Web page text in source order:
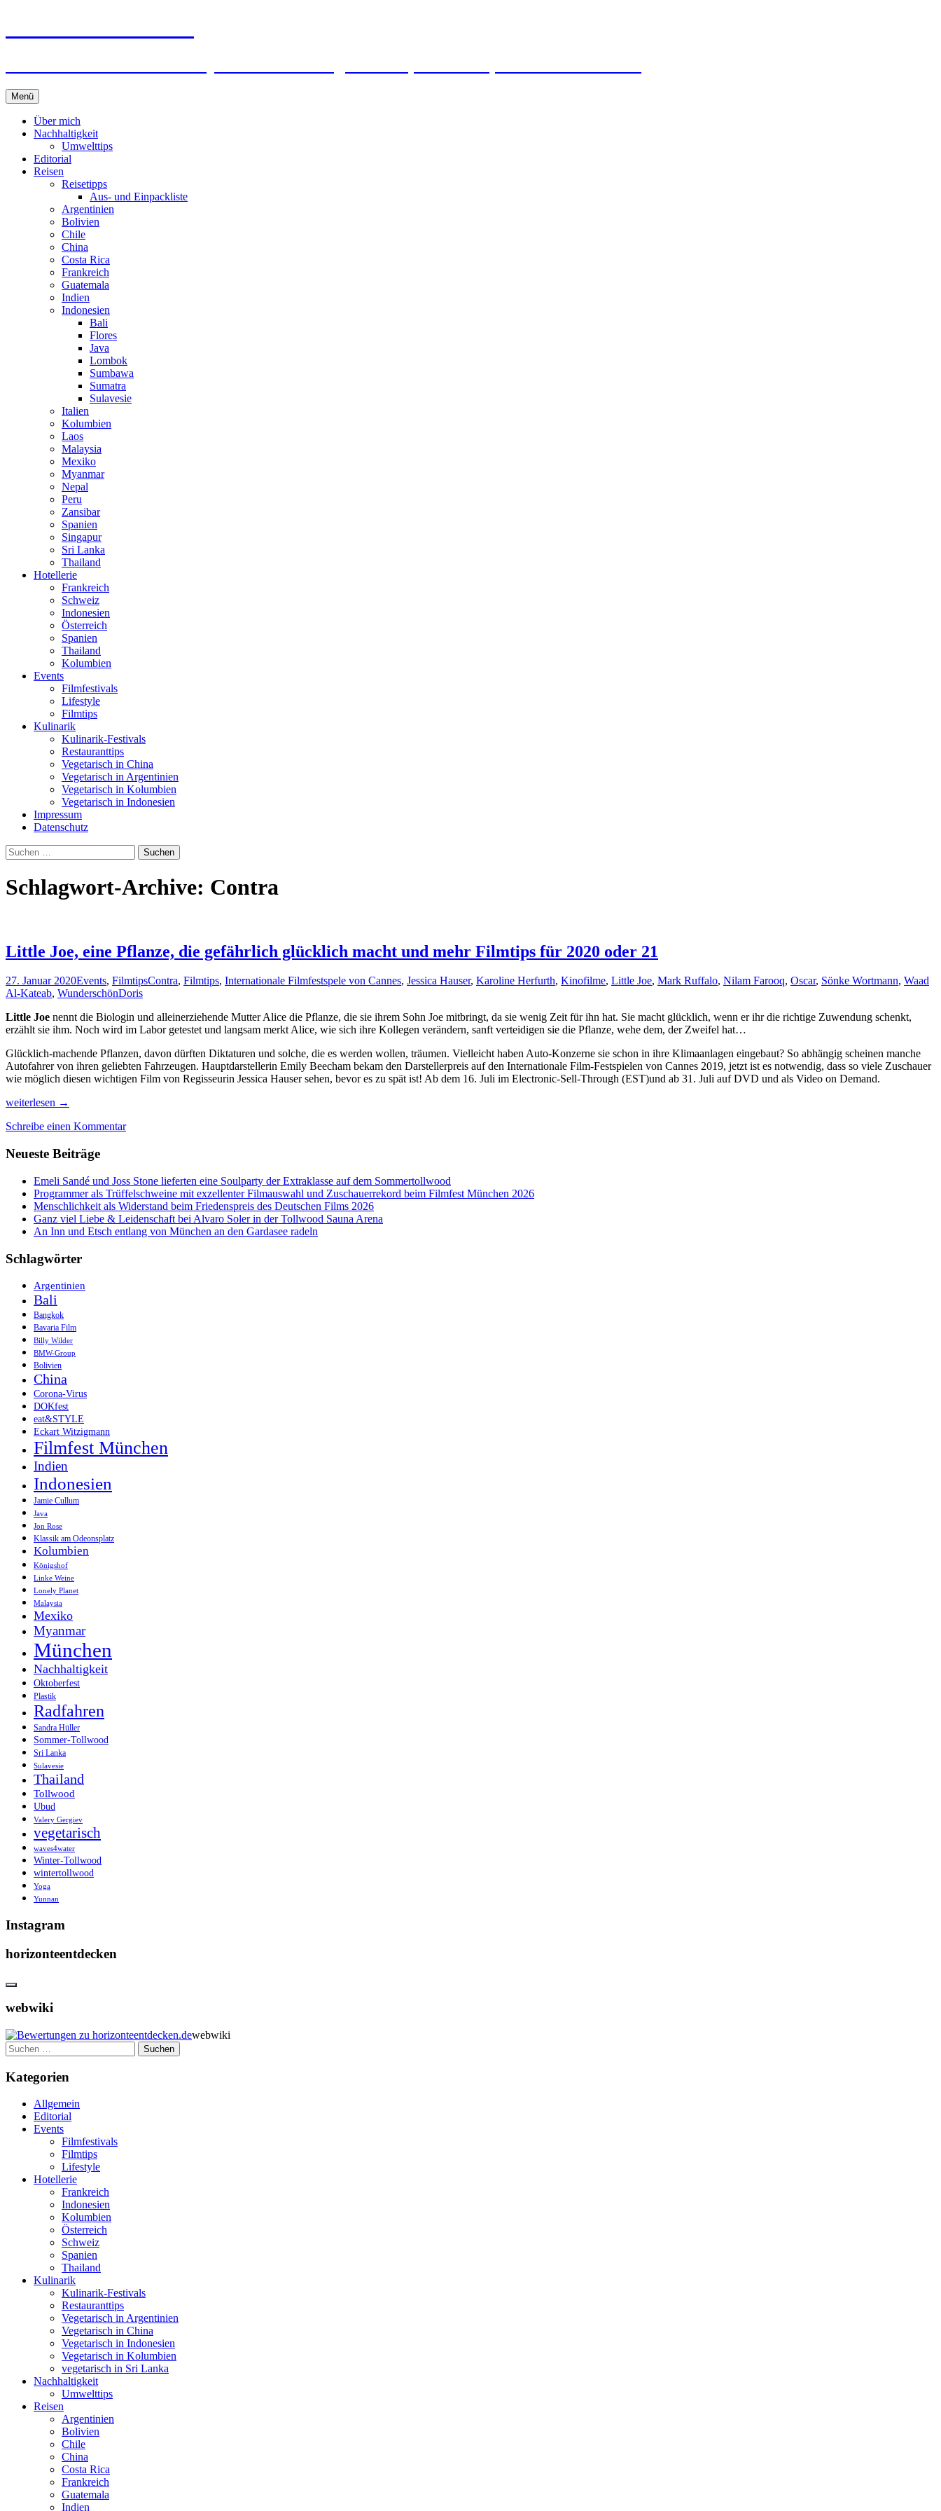
Menü Springe
zum
Inhalt
Über mich
Nachhaltigkeit
Umwelttips
Editorial
Reisen
Reisetipps
Aus- und Einpackliste
Argentinien
Bolivien
Chile
China
Costa Rica
Frankreich
Guatemala
Indien
Indonesien
Bali
Flores
Java
Lombok
Sumbawa
Sumatra
Sulavesie
Italien
Kolumbien
Laos
Malaysia
Mexiko
Myanmar
Nepal
Peru
Zansibar
Spanien
Singapur
Sri Lanka
Thailand
Hotellerie
Frankreich
Schweiz
Indonesien
Österreich
Spanien
Thailand
Kolumbien
Events
Filmfestivals
Lifestyle
Filmtips
Kulinarik
Kulinarik-Festivals
Restauranttips
Vegetarisch in China
Vegetarisch in Argentinien
Vegetarisch in Kolumbien
Vegetarisch in Indonesien
Impressum
Datenschutz
Suchen
nach:
Schlagwort-Archive: Contra
Little Joe, eine Pflanze, die gefährlich glücklich macht und mehr Filmtips für 2020 oder 21
27. Januar 2020Events, FilmtipsContra, Filmtips, Internationale Filmfestspele von Cannes, Jessica Hauser, Karoline Herfurth, Kinofilme, Little Joe, Mark Ruffalo, Nilam Farooq, Oscar, Sönke Wortmann, Waad
Al-Kateab, WunderschönDoris
Little Joe nennt die Biologin und alleinerziehende Mutter Alice die Pflanze, die sie ihrem Sohn Joe mitbringt, da sie wenig Zeit für ihn hat. Sie macht glücklich, wenn er ihr die richtige Zuwendung schenkt,
erzählt sie ihm. Noch wird im Labor getestet und langsam merkt Alice, wie sich ihre Kollegen verändern, sanft verteidigen sie die Pflanze, wehe dem, der Zweifel hat…
Glücklich-machende Pflanzen, davon dürften Diktaturen und solche, die es werden wollen, träumen. Vielleicht haben Auto-Konzerne sie schon in ihre Klimaanlagen eingebaut? So abhängig scheinen manche
Autofahrer von ihren geliebten Fahrzeugen. Hauptdarstellerin Emily Beecham bekam den Darstellerpreis auf den Internationale Film-Festspielen von Cannes 2019, jetzt ist es notwendig, dass so viele Zuschauer
wie möglich diesen wichtigen Film von Regisseurin Jessica Hauser sehen, bevor es zu spät ist! Ab dem 16. Juli im Electronic-Sell-Through (EST)und ab 31. Juli auf DVD und als Video on Demand.
Little
eine
die
glücklich
macht
mehr
Filmtips
2020
oder
weiterlesen →
Schreibe einen Kommentar
Neueste Beiträge
Emeli Sandé und Joss Stone lieferten eine Soulparty der Extraklasse auf dem Sommertollwood
Programmer als Trüffelschweine mit exzellenter Filmauswahl und Zuschauerrekord beim Filmfest München 2026
Menschlichkeit als Widerstand beim Friedenspreis des Deutschen Films 2026
Ganz viel Liebe & Leidenschaft bei Alvaro Soler in der Tollwood Sauna Arena
An Inn und Etsch entlang von München an den Gardasee radeln
Schlagwörter
Argentinien
Bali
Bangkok
Bavaria Film
Billy Wilder
BMW-Group
Bolivien
China
Corona-Virus
DOKfest
eat&STYLE
Eckart Witzigmann
Filmfest München
Indien
Indonesien
Jamie Cullum
Java
Jon Rose
Klassik am Odeonsplatz
Kolumbien
Königshof
Linke Weine
Lonely Planet
Malaysia
Mexiko
Myanmar
München
Nachhaltigkeit
Oktoberfest
Plastik
Radfahren
Sandra Hüller
Sommer-Tollwood
Sri Lanka
Sulavesie
Thailand
Tollwood
Ubud
Valery Gergiev
vegetarisch
waves4water
Winter-Tollwood
wintertollwood
Yoga
Yunnan
Instagram
horizonteentdecken
webwiki
webwiki
Suchen
nach:
Kategorien
Allgemein
Editorial
Events
Filmfestivals
Filmtips
Lifestyle
Hotellerie
Frankreich
Indonesien
Kolumbien
Österreich
Schweiz
Spanien
Thailand
Kulinarik
Kulinarik-Festivals
Restauranttips
Vegetarisch in Argentinien
Vegetarisch in China
Vegetarisch in Indonesien
Vegetarisch in Kolumbien
vegetarisch in Sri Lanka
Nachhaltigkeit
Umwelttips
Reisen
Argentinien
Bolivien
Chile
China
Costa Rica
Frankreich
Guatemala
Indien